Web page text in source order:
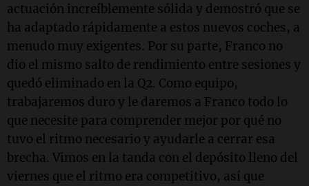
actuación increíblemente sólida y demostró que se
ha adaptado rápidamente a estos nuevos coches, a
menudo muy exigentes. Por su parte, Franco no
dio el mismo salto de rendimiento entre sesiones y
quedó eliminado en la Q2. Como equipo,
trabajaremos duro y le daremos a Franco todo lo
que necesite para comprender mejor por qué no
tuvo el ritmo necesario y ayudarle a cerrar esa
brecha. Vimos en la tanda con el depósito lleno del
viernes que el ritmo era competitivo, así que